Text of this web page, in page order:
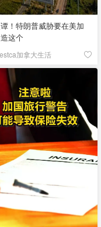
！特朗普威胁要在美加
这个
加拿大生活